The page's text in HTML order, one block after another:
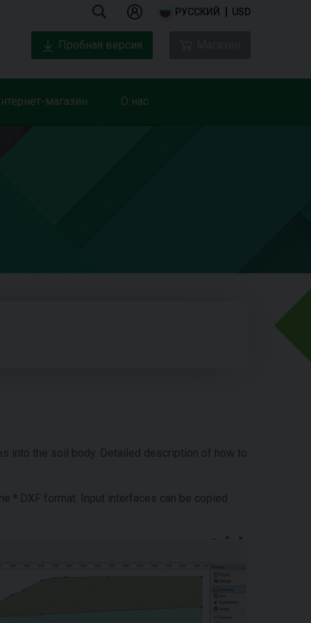
РУССКИЙ USD
магазин О нас
Пробная версия
into the soil body. Detailed description of how to
*.DXF format. Input interfaces can be copied